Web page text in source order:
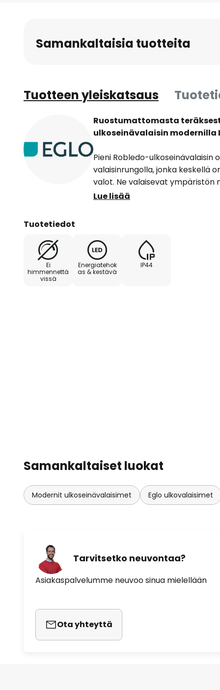
Samankaltaisia tuotteita
Tuotteen yleiskatsaus
Ruostumattomasta
ulkoseinävalaisin modernilla
Pieni Robledo-
valaisinrungolla, jonka keskellä
valot. Ne valaisevat ympäristön
valkoisella valolla ja takaavat
ulkotilojen turvallisuuden ja
Lue lisää
Tuotetiedot
Ei
himmennettä
vissä
Energiatehok
as & kestävä
IP44
Samankaltaiset luokat
Modernit ulkoseinävalaisimet Eglo ulkovalaisimet
Tarvitsetko neuvontaa?
Asiakaspalvelumme neuvoo sinua mielellään
Ota yhteyttä